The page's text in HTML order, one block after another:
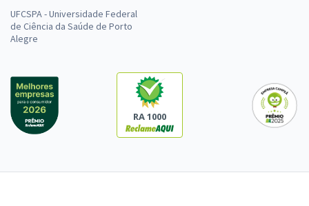
UFCSPA - Universidade Federal
de Ciência da Saúde de Porto
Alegre
RA 1000